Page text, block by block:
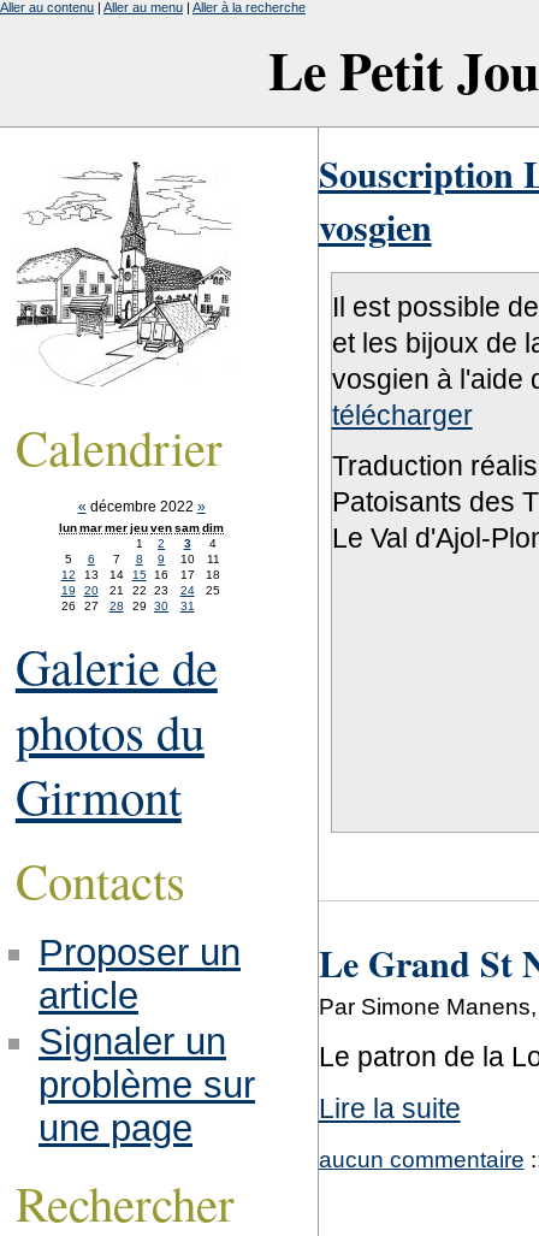
Le Petit
Aller au contenu | Aller au menu | Aller à la recherche
Souscription
vosgien
Il est possible
et les bijoux de
vosgien à l'aide
télécharger
Traduction
Patoisants des
Le Val d'Ajol-
Le Grand St
Par Simone
Le patron de la
Lire la suite
aucun commentaire
Calendrier
« décembre 2022 »
lunmarmerjeuvensamdim
1
2 3
4
5
6 7 8 9 10
11
12
13 14 15 16 17
18
19
20 21 22 23 24
25
26
27 28 29 30 31
Galerie de
photos du
Girmont
Contacts
Proposer un
article
Signaler un
problème sur
une page
Rechercher